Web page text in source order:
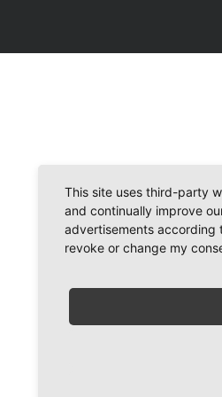
This site uses third-party
and continually improve
advertisements according
revoke or change my